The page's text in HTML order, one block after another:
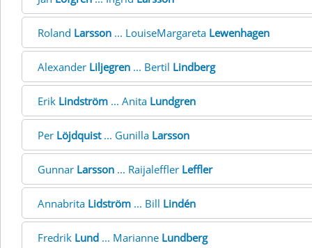
Roland Larsson ... LouiseMargareta Lewenhagen
Alexander Liljegren ... Bertil Lindberg
Erik Lindström ... Anita Lundgren
Per Löjdquist... Gunilla Larsson
Gunnar Larsson ... Raijaleffler Leffler
Annabrita Lidström ... Bill Lindén
Fredrik Lund ... Marianne Lundberg